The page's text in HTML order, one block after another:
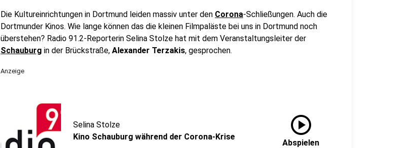
Die Kultureinrichtungen in Dortmund leiden massiv unter den Corona-Schließungen. Auch die
Dortmunder Kinos. Wie lange können das die kleinen Filmpaläste bei uns in Dortmund noch
überstehen? Radio 91.2-Reporterin Selina Stolze hat mit dem Veranstaltungsleiter der
Schauburg in der Brückstraße, Alexander Terzakis, gesprochen.
Anzeige
Selina Stolze
Kino Schauburg während der Corona-Krise
play_circle
Abspielen